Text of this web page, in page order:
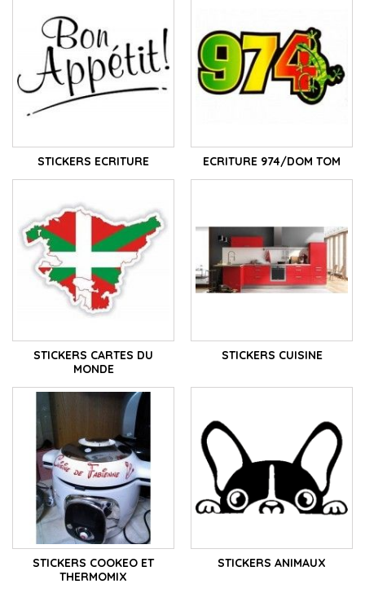
STICKERS ECRITURE ECRITURE 974/DOM TOM
STICKERS CARTES DU
MONDE
STICKERS CUISINE
STICKERS COOKEO ET
THERMOMIX
STICKERS ANIMAUX